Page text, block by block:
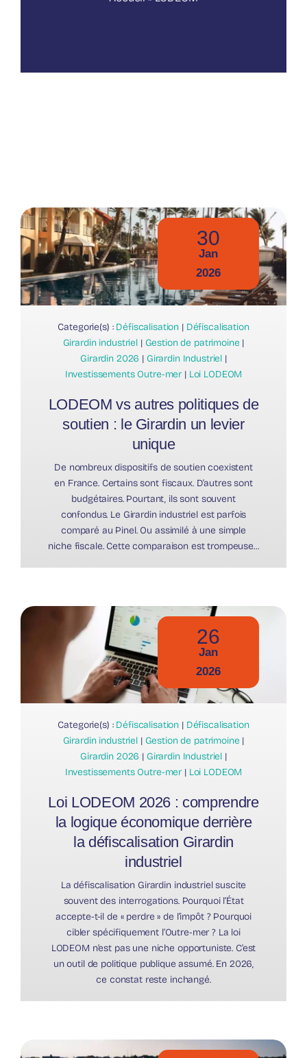
30
Jan
2026
Categorie(s) : Défiscalisation | Défiscalisation
Girardin industriel| Gestion de patrimoine |
Girardin 2026 | Girardin Industriel |
Investissements Outre-mer | Loi LODEOM
LODEOM vs autres politiques de
soutien : le Girardin un levier
unique
De nombreux dispositifs de soutien coexistent
en France. Certains sont fiscaux. D’autres sont
budgétaires. Pourtant, ils sont souvent
confondus. Le Girardin industriel est parfois
comparé au Pinel. Ou assimilé à une simple
niche fiscale. Cette comparaison est trompeuse...
26
Jan
2026
Categorie(s) : Défiscalisation | Défiscalisation
Girardin industriel| Gestion de patrimoine |
Girardin 2026 | Girardin Industriel |
Investissements Outre-mer | Loi LODEOM
Loi LODEOM 2026 : comprendre
la logique économique derrière
la défiscalisation Girardin
industriel
La défiscalisation Girardin industriel suscite
souvent des interrogations. Pourquoi l’État
accepte-t-il de « perdre » de l’impôt ? Pourquoi
cibler spécifiquement l’Outre-mer ? La loi
LODEOM n’est pas une niche opportuniste. C’est
un outil de politique publique assumé. En 2026,
ce constat reste inchangé.